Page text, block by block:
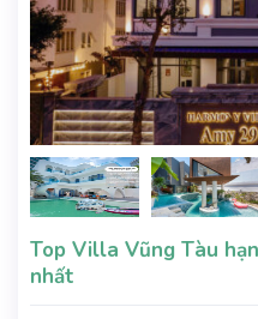
Top Villa Vũng Tàu
nhất